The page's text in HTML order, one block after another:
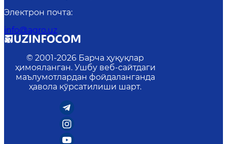
Электрон почта:
info@agro.uz
© 2001-2026 Барча ҳуқуқлар
ҳимояланган. Ушбу веб-сайтдаги
маълумотлардан фойдаланганда
ҳавола кўрсатилиши шарт.